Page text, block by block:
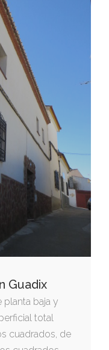
Guadix
planta baja y
total
cuadrados, de